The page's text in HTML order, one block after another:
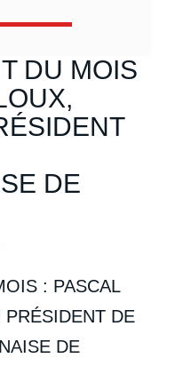
DU MOIS
DE
: PASCAL
DE
DE